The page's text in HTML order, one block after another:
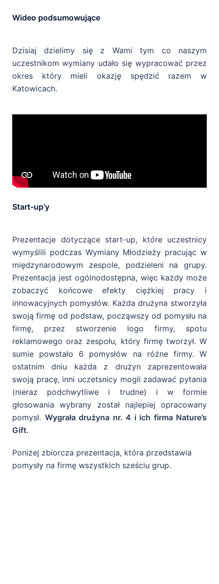
Wideo podsumowujące
Dzisiaj dzielimy się z Wami tym co naszym
uczestnikom wymiany udało się wypracować przez
okres który mieli okazję spędzić razem w
Katowicach.
Start-up’y
Prezentacje dotyczące start-up, które uczestnicy
wymyślili podczas Wymiany Młodzieży pracując w
międzynarodowym zespole, podzieleni na grupy.
Prezentacja jest ogólnodostępna, więc każdy może
zobaczyć końcowe efekty ciężkiej pracy i
innowacyjnych pomysłów. Każda drużyna stworzyła
swoją firmę od podstaw, począwszy od pomysłu na
firmę, przez stworzenie logo firmy, spotu
reklamowego oraz zespołu, który firmę tworzył. W
sumie powstało 6 pomysłów na różne firmy. W
ostatnim dniu każda z drużyn zaprezentowała
swoją pracę, inni uczetsnicy mogli zadawać pytania
(nieraz podchwytliwe i trudne) i w formie
głosowania wybrany został najlepiej opracowany
pomysł. Wygrała drużyna nr. 4 i ich firma Nature’s
Gift.
Poniżej zbiorcza prezentacja, która przedstawia
pomysły na firmę wszystkich sześciu grup.